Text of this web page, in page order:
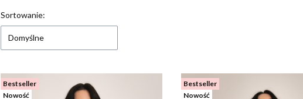
Lista produktów
Sortowanie:
Domyślne
Bestseller
Nowość
Bestseller
Nowość